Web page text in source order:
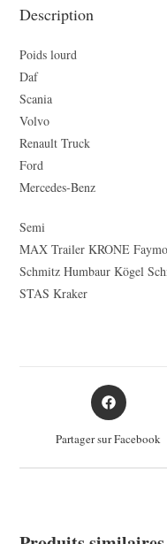
lourd
Description
Poids lourd
Daf
Scania
Volvo
Renault Truck
Ford
Mercedes-Benz
Semi
MAX Trailer KRONE
Schmitz Humbaur Kögel
STAS Kraker
Opens
in
new
Partager sur Facebook